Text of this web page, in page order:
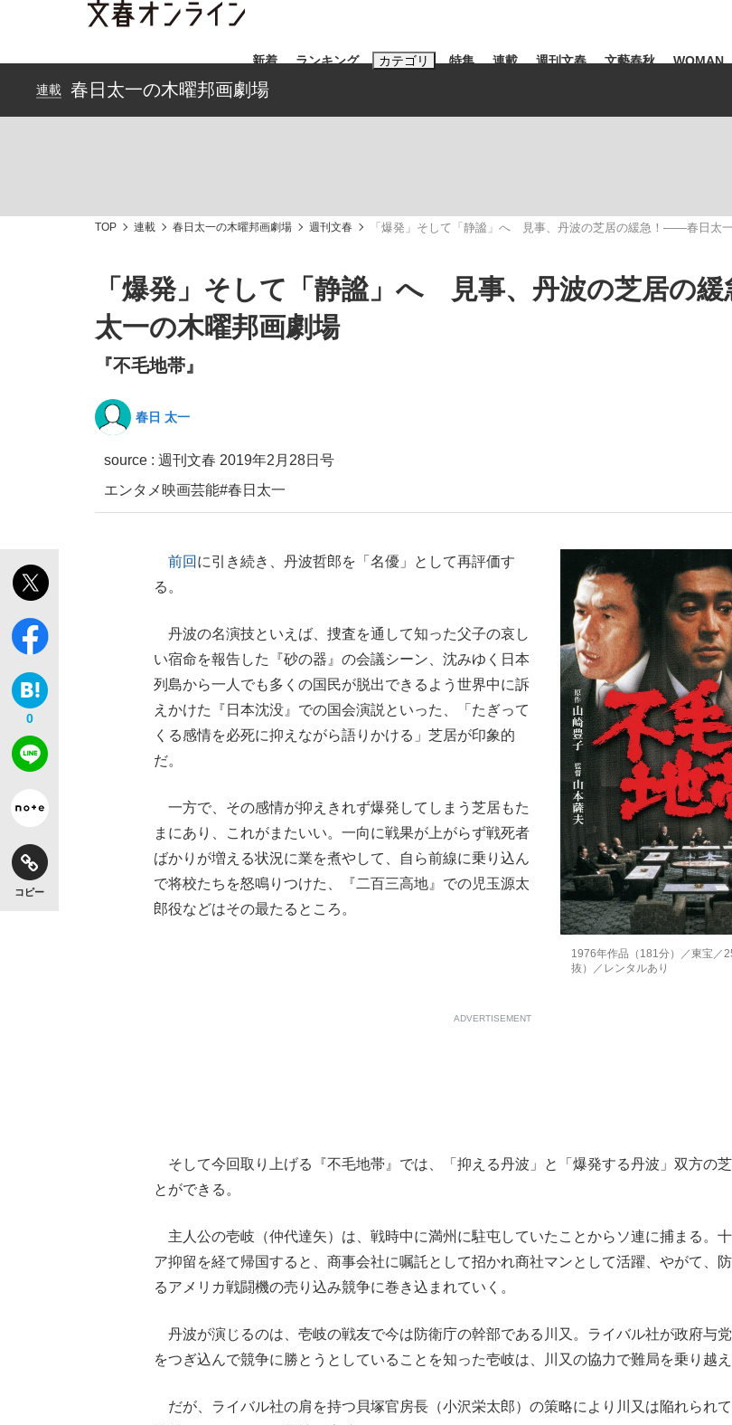
新着 ランキング カテゴリ
《BTS厳戒トーキョー滞在記》RM→渋谷で飲み会、JIN→伊豆の...
「最悪の空気のまま解散」WBC日本代表“敗戦”の真実 選手が明かす... 「敗因分析
もっと見る
特集
終戦から81年
私のあのとき、私のいま
もっと見る
連載 週刊文春 文藝春秋 WOMAN
#藤田晋 #三山凌輝 #高市早苗 #後藤真希 #森岡毅 #城彰二
連載 春日太一の木曜邦画劇場
TOP 連載 春日太一の木曜邦画劇場 週刊文春 「爆発」そして「静謐」へ 見事、丹波の芝居の緩急！――春日太
「爆発」そして「静謐」へ 見事、丹波の芝居の
太一の木曜邦画劇場
『不毛地帯』
春日 太一
source : 週刊文春 2019年2月28日号
エンタメ 映画芸能#春日太一
0
コピー
1976年作品（181分）／東宝／
抜）／レンタルあり
前回 に引き続き、丹波哲郎を「名優」として再評価す
る。
丹波の名演技といえば、捜査を通して知った父子の哀し
い宿命を報告した『砂の器』の会議シーン、沈みゆく日本
列島から一人でも多くの国民が脱出できるよう世界中に訴
えかけた『日本沈没』での国会演説といった、「たぎって
くる感情を必死に抑えながら語りかける」芝居が印象的
だ。
一方で、その感情が抑えきれず爆発してしまう芝居もた
まにあり、これがまたいい。一向に戦果が上がらず戦死者
ばかりが増える状況に業を煮やして、自ら前線に乗り込ん
で将校たちを怒鳴りつけた、『二百三高地』での児玉源太
郎役などはその最たるところ。
ADVERTISEMENT
そして今回取り上げる『不毛地帯』では、「抑える丹波」と「爆発する丹波」双方の
とができる。
主人公の壱岐（仲代達矢）は、戦時中に満州に駐屯していたことからソ連に捕まる。
ア抑留を経て帰国すると、商事会社に嘱託として招かれ商社マンとして活躍、やがて、
るアメリカ戦闘機の売り込み競争に巻き込まれていく。
丹波が演じるのは、壱岐の戦友で今は防衛庁の幹部である川又。ライバル社が政府与
をつぎ込んで競争に勝とうとしていることを知った壱岐は、川又の協力で難局を乗り越え
だが、ライバル社の肩を持つ貝塚官房長（小沢栄太郎）の策略により川又は陥れられ